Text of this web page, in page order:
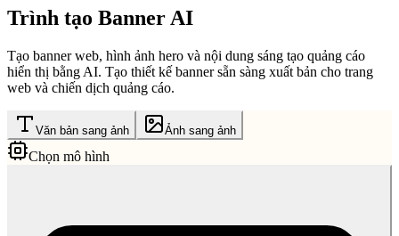
Trình tạo Banner AI
Tạo banner web, hình ảnh hero và nội dung sáng tạo quảng cáo
hiển thị bằng AI. Tạo thiết kế banner sẵn sàng xuất bản cho trang
web và chiến dịch quảng cáo.
Văn bản sang ảnh Ảnh sang ảnh
Chọn mô hình